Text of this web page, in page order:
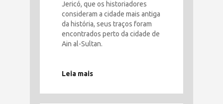
Jericó, que os historiadores
consideram a cidade mais antiga
da história, seus traços foram
encontrados perto da cidade de
Ain al-Sultan.
Leia mais